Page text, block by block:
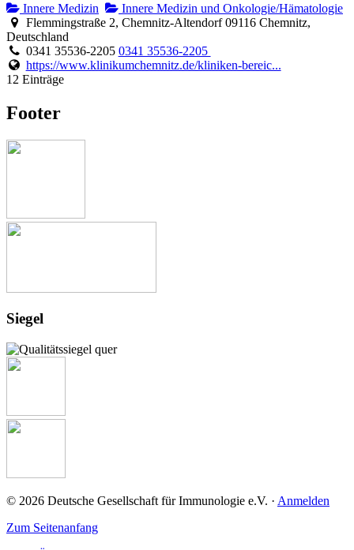
Innere Medizin
Innere Medizin und Onkologie/Hämatologie
Flemmingstraße 2, Chemnitz-Altendorf 09116 Chemnitz,
Deutschland
0341 35536-2205 0341 35536-2205
https://www.klinikumchemnitz.de/kliniken-bereic...
12 Einträge
Footer
Siegel
© 2026 Deutsche Gesellschaft für Immunologie e.V. · Anmelden
Zum Seitenanfang